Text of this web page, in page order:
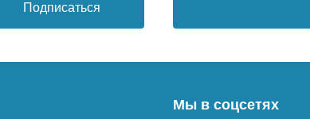
Подписаться
Мы в соцсетях